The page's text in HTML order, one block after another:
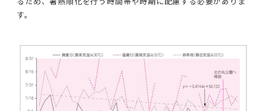
す。